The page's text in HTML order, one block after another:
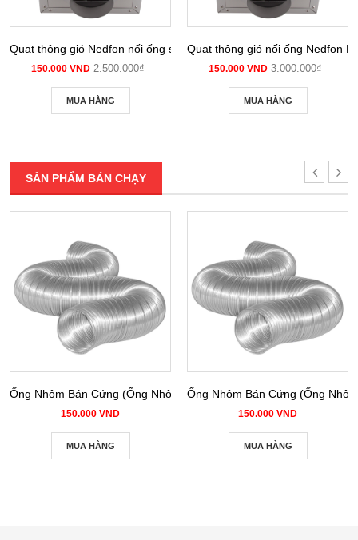
Quạt thông gió Nedfon nối ống siêu âm DPT 10-12B
150.000 VND 2.500.000₫
MUA HÀNG
Quạt thông gió nối ống Nedfon
150.000 VND 3.000.000₫
MUA HÀNG
SẢN PHẨM BÁN CHẠY
Ống Nhôm Bán Cứng (Ống Nhôm Nhún) phi 100
150.000 VND
MUA HÀNG
Ống Nhôm Bán Cứng (Ống
150.000 VND
MUA HÀNG